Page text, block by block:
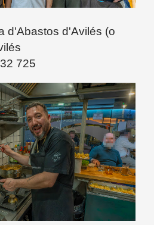
d'Abastos d'Avilés (o
725